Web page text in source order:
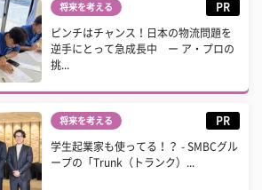
将来を考える PR
ピンチはチャンス！日本の物流問題を
逆手にとって急成長中 ー ア・プロの
挑...
将来を考える PR
学生起業家も使ってる！？ - SMBCグル
ープの「Trunk（トランク）...